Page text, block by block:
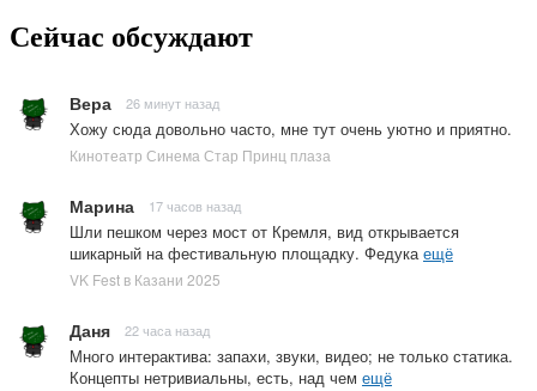
Сейчас обсуждают
Вера 26 минут назад
Хожу сюда довольно часто, мне тут очень уютно и приятно.
Кинотеатр Синема Стар Принц плаза
Марина 17 часов назад
Шли пешком через мост от Кремля, вид открывается
шикарный на фестивальную площадку. Федукаещё
VK Fest в Казани 2025
Даня 22 часа назад
Много интерактива: запахи, звуки, видео; не только статика.
Концепты нетривиальны, есть, над чем ещё